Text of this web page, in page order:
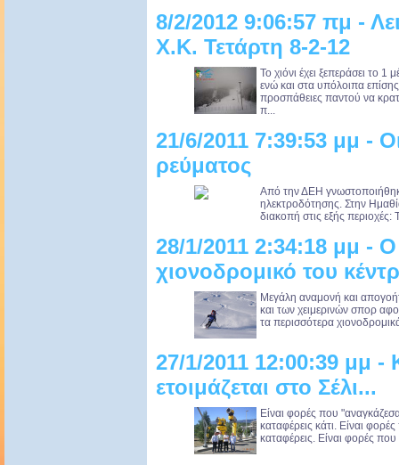
8/2/2012 9:06:57 πμ -
Χ.Κ. Τετάρτη 8-2-12
Το χιόνι έχει ξεπεράσει το
ενώ και στα υπόλοιπα
προσπάθειες παντού να
π...
21/6/2011 7:39:53 μμ -
ρεύματος
Από την ΔΕΗ
ηλεκτροδότησης. Στην
διακοπή στις εξής
28/1/2011 2:34:18 μμ - Ο
χιονοδρομικό του
Μεγάλη αναμονή και
και των χειμερινών σπορ
τα περισσότερα
27/1/2011 12:00:39 μμ -
ετοιμάζεται στο Σέλι...
Είναι φορές που
καταφέρεις κάτι. Είναι
καταφέρεις. Είναι φορές